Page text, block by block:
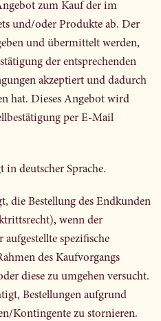
zum Kauf der im
und/oder Produkte ab. Der
und übermittelt werden,
der entsprechenden
akzeptiert und dadurch
hat. Dieses Angebot wird
per E‑Mail
in deutscher Sprache.
die Bestellung des Endkunden
wenn der
spezifische
des Kaufvorgangs
diese zu umgehen versucht.
Bestellungen aufgrund
Kontingente zu stornieren.